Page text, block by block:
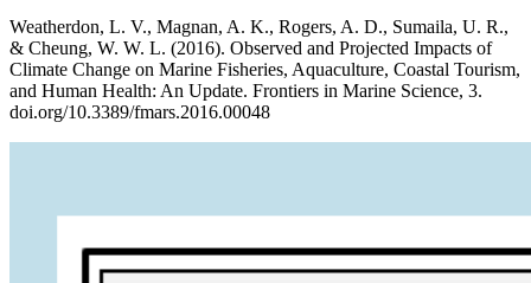
Weatherdon, L. V., Magnan, A. K., Rogers, A. D., Sumaila, U. R.,
& Cheung, W. W. L. (2016). Observed and Projected Impacts of
Climate Change on Marine Fisheries, Aquaculture, Coastal Tourism,
and Human Health: An Update. Frontiers in Marine Science, 3.
doi.org/10.3389/fmars.2016.00048